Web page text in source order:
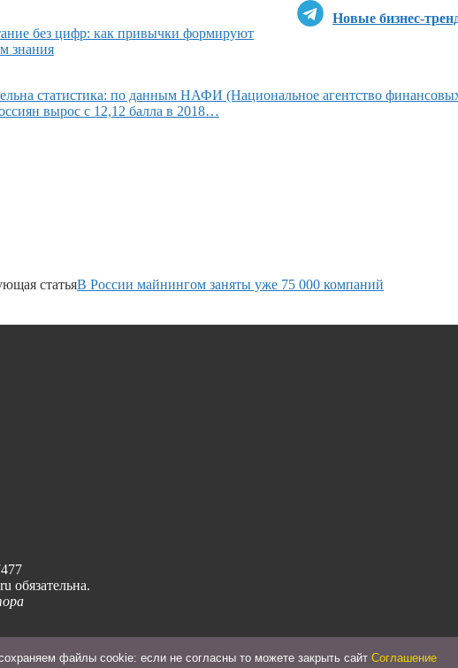
Новые бизнес-
без цифр: как привычки формируют
знания
статистика: по данным НАФИ (Национальное агентство
вырос с 12,12 балла в 2018…
статьяВ России майнингом заняты уже 75 000 компаний
обязательна.
файлы cookie: если не согласны то можете закрыть сайт Соглашение